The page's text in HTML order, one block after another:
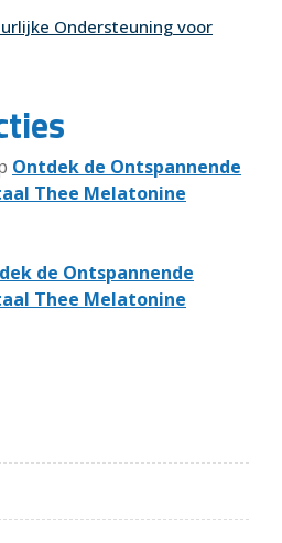
Ondersteuning voor
Ontdek de Ontspannende
Thee Melatonine
de Ontspannende
Thee Melatonine